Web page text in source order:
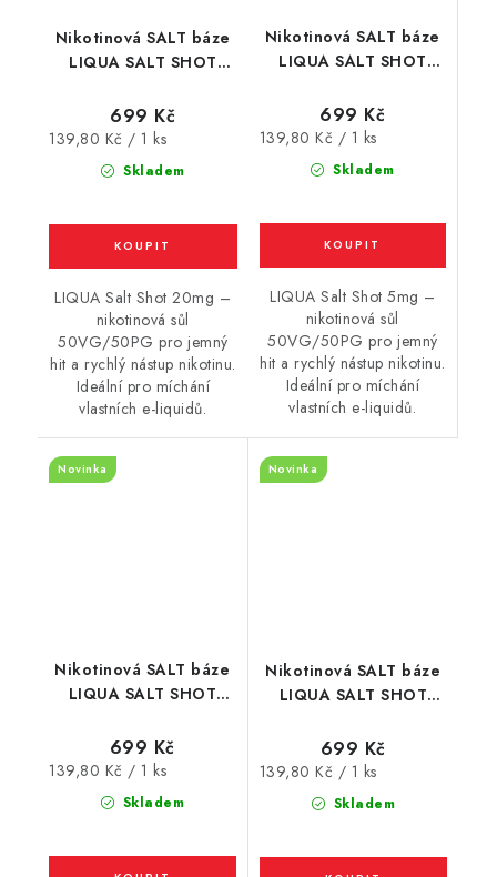
Nikotinová SALT báze
LIQUA SALT SHOT
/ 20mg
Skladem
699 Kč
Měrná
139,80 Kč / 1 ks
LIQUA Salt Shot 20mg –
nikotinová sůl
50VG/50PG pro jemný
hit a rychlý nástup nikotinu.
Ideální pro míchání
vlastních e-liquidů.
Nikotinová SALT báze
LIQUA SALT SHOT
/ 5mg
Skladem
699 Kč
Měrná
139,80 Kč / 1 ks
LIQUA Salt Shot 5mg –
nikotinová sůl
50VG/50PG pro jemný
hit a rychlý nástup nikotinu.
Ideální pro míchání
vlastních e-liquidů.
Nikotinová SALT báze
LIQUA SALT SHOT
/ 10mg
Novinka
Skladem
699 Kč
Měrná
139,80 Kč / 1 ks
Nikotinová SALT báze
LIQUA SALT SHOT
/ 15mg
Novinka
Skladem
699 Kč
Měrná
139,80 Kč / 1 ks